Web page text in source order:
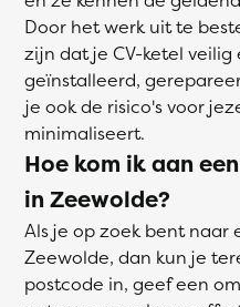
Door het werk uit te
zijn dat je CV-ketel
geïnstalleerd,
je ook de risico's voor
minimaliseert.
Hoe kom ik aan
in Zeewolde?
Als je op zoek bent naar
Zeewolde, dan kun je
postcode in, geef een